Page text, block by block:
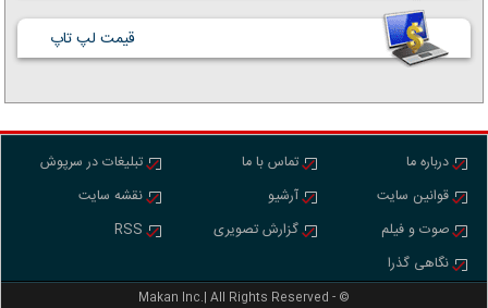
قیمت لپ تاپ
درباره ما
قوانین سایت
صوت و فیلم
نگاهی گذرا
تماس با ما
آرشیو
گزارش تصویری
تبلیغات در سرپوش
نقشه سایت
RSS
Makan Inc.‎‎‎| All Rights Reserved - ©